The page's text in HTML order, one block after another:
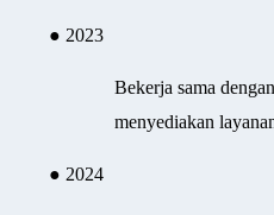
● 2023
Bekerja sama dengan
menyediakan
● 2024